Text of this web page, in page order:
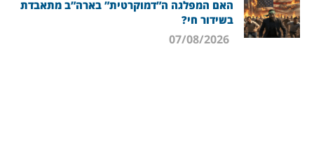
האם המפלגה ה”דמוקרטית” בארה”ב מתאבדת
בשידור חי?